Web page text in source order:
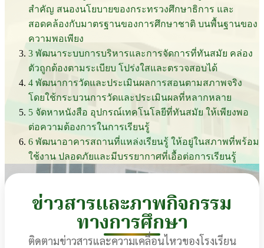
สำคัญ สนองนโยบายของกระทรวงศึกษาธิการ และ
สอดคล้องกับมาตรฐานของการศึกษาชาติ บนพื้นฐานของ
ความพอเพียง
3 พัฒนาระบบการบริหารและการจัดการที่ทันสมัย คล่อง
ตัวถูกต้องตามระเบียบ โปร่งใสและตรวจสอบได้
4 พัฒนาการวัดและประเมินผลการสอนตามสภาพจริง
โดยใช้กระบวนการวัดและประเมินผลที่หลากหลาย
5 จัดหาหนังสือ อุปกรณ์เทคโนโลยีที่ทันสมัย ให้เพียงพอ
ต่อความต้องการในการเรียนรู้
6 พัฒนาอาคารสถานที่แหล่งเรียนรู้ ให้อยู่ในสภาพที่พร้อม
ใช้งาน ปลอดภัยและมีบรรยากาศที่เอื้อต่อการเรียนรู้
ข่าวสารและภาพกิจกรรม
ทางการศึกษา
ติดตามข่าวสารและความเคลื่อนไหวของโรงเรียน